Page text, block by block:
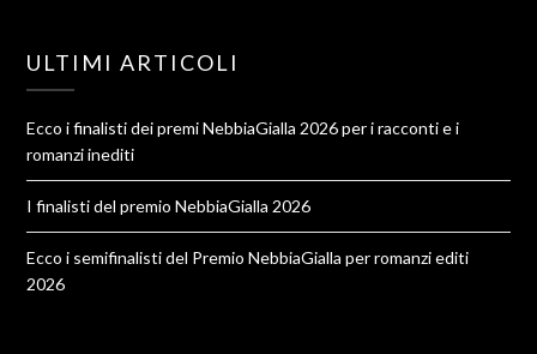
ULTIMI ARTICOLI
Ecco i finalisti dei premi NebbiaGialla 2026 per i racconti e i
romanzi inediti
I finalisti del premio NebbiaGialla 2026
Ecco i semifinalisti del Premio NebbiaGialla per romanzi editi
2026